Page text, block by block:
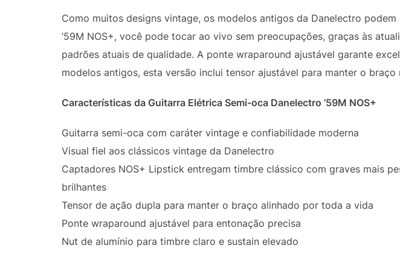
Como muitos designs vintage, os modelos antigos da Danelectro
’59M NOS+, você pode tocar ao vivo sem preocupações, graças às
padrões atuais de qualidade. A ponte wraparound ajustável garante
modelos antigos, esta versão inclui tensor ajustável para manter o
Características da Guitarra Elétrica Semi-oca Danelectro ’59M NOS+
Guitarra semi-oca com caráter vintage e confiabilidade moderna
Visual fiel aos clássicos vintage da Danelectro
Captadores NOS+ Lipstick entregam timbre clássico com graves mais
brilhantes
Tensor de ação dupla para manter o braço alinhado por toda a vida
Ponte wraparound ajustável para entonação precisa
Nut de alumínio para timbre claro e sustain elevado